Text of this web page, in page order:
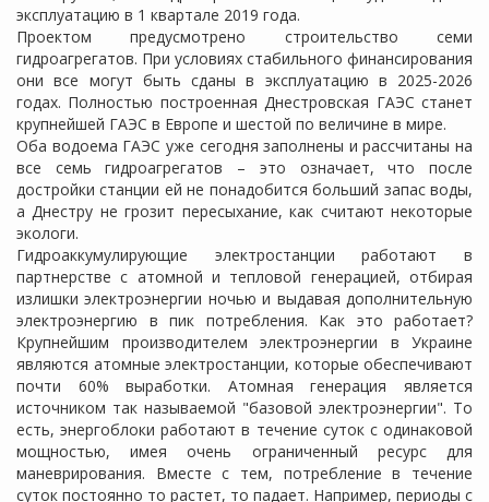
эксплуатацию в 1 квартале 2019 года.
Проектом предусмотрено строительство семи
гидроагрегатов. При условиях стабильного финансирования
они все могут быть сданы в эксплуатацию в 2025-2026
годах. Полностью построенная Днестровская ГАЭС станет
крупнейшей ГАЭС в Европе и шестой по величине в мире.
Оба водоема ГАЭС уже сегодня заполнены и рассчитаны на
все семь гидроагрегатов – это означает, что после
достройки станции ей не понадобится больший запас воды,
а Днестру не грозит пересыхание, как считают некоторые
экологи.
Гидроаккумулирующие электростанции работают в
партнерстве с атомной и тепловой генерацией, отбирая
излишки электроэнергии ночью и выдавая дополнительную
электроэнергию в пик потребления. Как это работает?
Крупнейшим производителем электроэнергии в Украине
являются атомные электростанции, которые обеспечивают
почти 60% выработки. Атомная генерация является
источником так называемой "базовой электроэнергии". То
есть, энергоблоки работают в течение суток с одинаковой
мощностью, имея очень ограниченный ресурс для
маневрирования. Вместе с тем, потребление в течение
суток постоянно то растет, то падает. Например, периоды с